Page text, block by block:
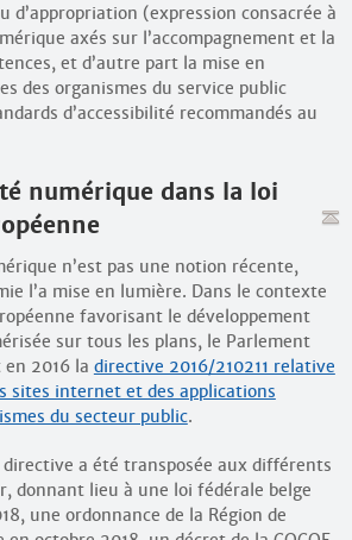
d’appropriation (expression consacrée à
axés sur l’accompagnement et la
et d’autre part la mise en
des organismes du service public
d’accessibilité recommandés au
numérique dans la loi
n’est pas une notion récente,
l’a mise en lumière. Dans le contexte
favorisant le développement
sur tous les plans, le Parlement
2016 la directive 2016/210211 relative
sites internet et des applications
du secteur public.
directive a été transposée aux différents
donnant lieu à une loi fédérale belge
une ordonnance de la Région de